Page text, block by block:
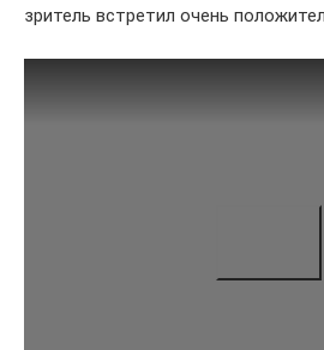
зритель встретил очень